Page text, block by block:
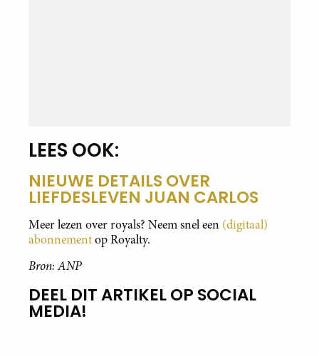
LEES OOK:
NIEUWE DETAILS OVER
LIEFDESLEVEN JUAN CARLOS
Meer lezen over royals? Neem snel een (digitaal)
abonnementop Royalty.
Bron: ANP
DEEL DIT ARTIKEL OP SOCIAL
MEDIA!